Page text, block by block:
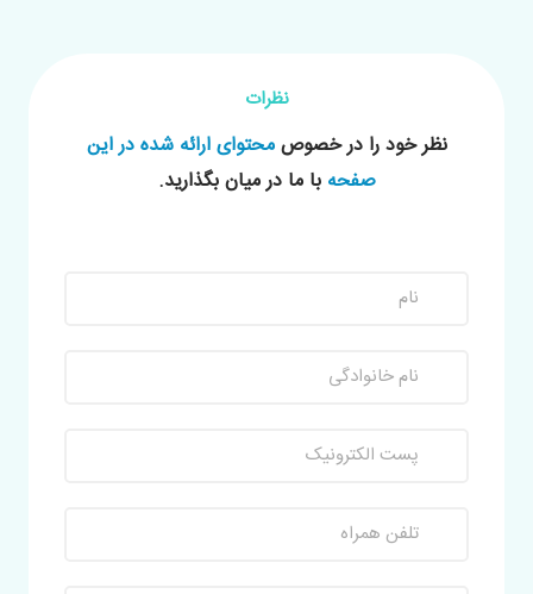
نظرات
نظر خود را در خصوصمحتوای ارائه شده در این
صفحهبا ما در میان بگذارید.